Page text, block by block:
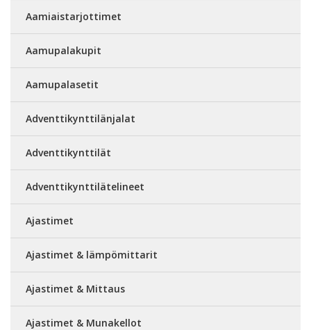
Aamiaistarjottimet
Aamupalakupit
Aamupalasetit
Adventtikynttilänjalat
Adventtikynttilät
Adventtikynttilätelineet
Ajastimet
Ajastimet & lämpömittarit
Ajastimet & Mittaus
Ajastimet & Munakellot